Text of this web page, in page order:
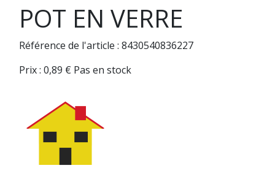
POT EN VERRE
Référence de l'article : 8430540836227
Prix : 0,89 € Pas en stock